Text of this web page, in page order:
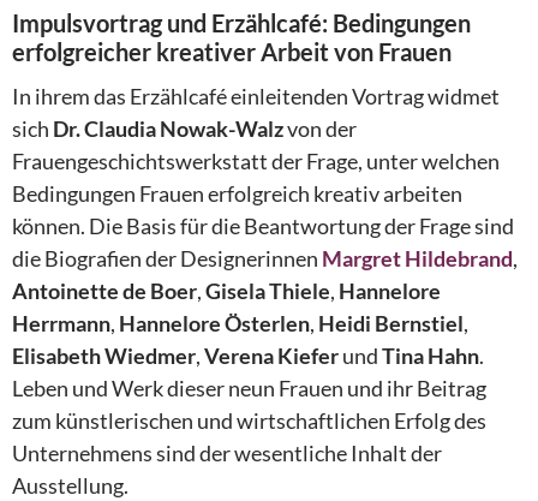
Impulsvortrag und Erzählcafé: Bedingungen
erfolgreicher kreativer Arbeit von Frauen
In ihrem das Erzählcafé einleitenden Vortrag widmet
sich Dr. Claudia Nowak-Walzvon der
Frauengeschichtswerkstatt der Frage, unter welchen
Bedingungen Frauen erfolgreich kreativ arbeiten
können. Die Basis für die Beantwortung der Frage sind
die Biografien der Designerinnen Margret Hildebrand,
Antoinette de Boer,Gisela Thiele, Hannelore
Herrmann, Hannelore Österlen, Heidi Bernstiel,
Elisabeth Wiedmer,Verena KieferundTina Hahn.
Leben und Werk dieser neun Frauen und ihr Beitrag
zum künstlerischen und wirtschaftlichen Erfolg des
Unternehmens sind der wesentliche Inhalt der
Ausstellung.